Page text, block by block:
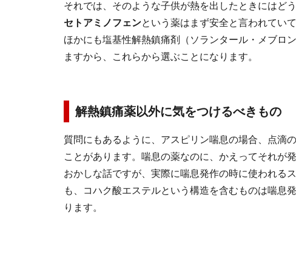
それでは、そのような子供が熱を出したときにはど
セトアミノフェンという薬はまず安全と言われてい
ほかにも塩基性解熱鎮痛剤（ソランタール・メブロ
ますから、これらから選ぶことになります。
解熱鎮痛薬以外に気をつけるべきもの
質問にもあるように、アスピリン喘息の場合、点滴
ことがあります。喘息の薬なのに、かえってそれが
おかしな話ですが、実際に喘息発作の時に使われる
も、コハク酸エステルという構造を含むものは喘息
ります。